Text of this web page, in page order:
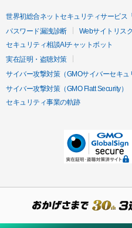
世界初総合ネットセキュリティサービス
パスワード漏洩診断
Webサイトリス
セキュリティ相談AIチャットボット
実在証明・盗聴対策
サイバー攻撃対策（GMOサイバーセキュ
サイバー攻撃対策（GMO Flatt Security）
セキュリティ事業の軌跡